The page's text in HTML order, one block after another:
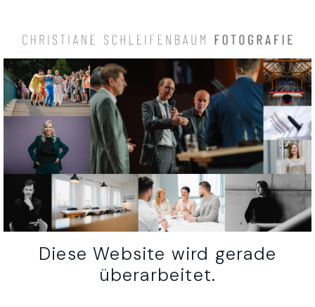
Diese Website wird gerade
überarbeitet.